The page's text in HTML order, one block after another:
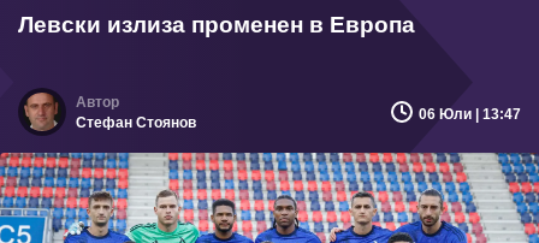
Левски излиза променен в Европа
Стефан Стоянов 06 Юли | 13:47